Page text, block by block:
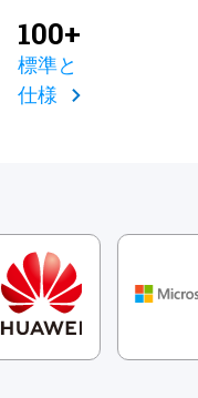
100+
標準と
仕様